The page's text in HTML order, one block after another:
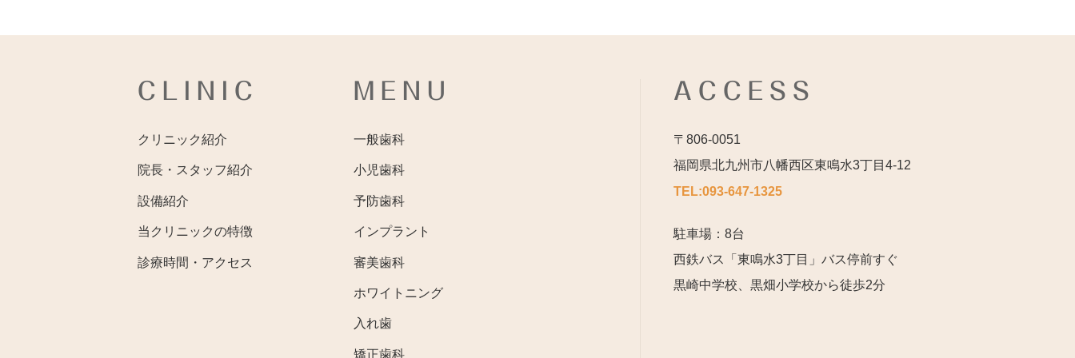
CLINIC
クリニック紹介
院長・スタッフ紹介
設備紹介
当クリニックの特徴
診療時間・アクセス
MENU
一般歯科
小児歯科
予防歯科
インプラント
審美歯科
ホワイトニング
入れ歯
矯正歯科
ACCESS
〒806-0051
福岡県北九州市八幡西区東鳴水3丁目4-12
TEL:093-647-1325
駐車場：8台
西鉄バス「東鳴水3丁目」バス停前すぐ
黒崎中学校、黒畑小学校から徒歩2分